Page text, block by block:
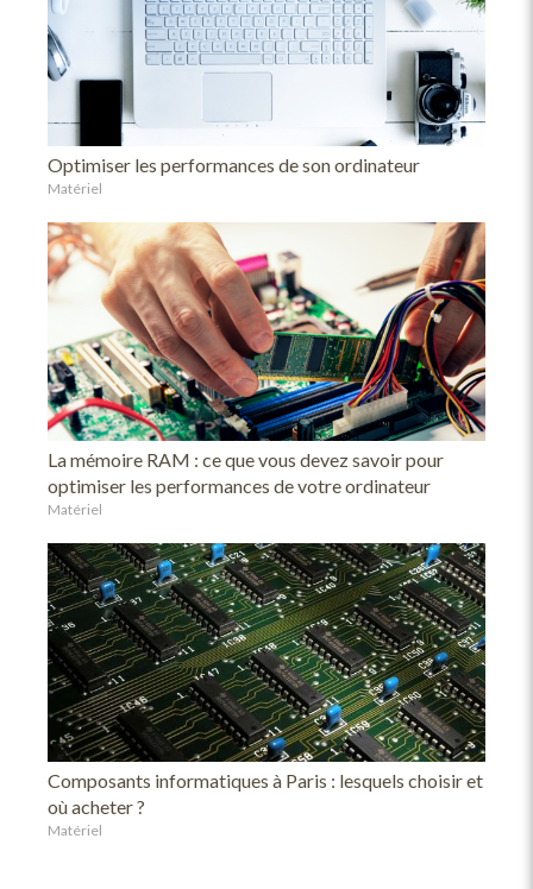
Optimiser les performances de son ordinateur
Matériel
La mémoire RAM : ce que vous devez savoir pour
optimiser les performances de votre ordinateur
Matériel
Composants informatiques à Paris : lesquels choisir et
où acheter ?
Matériel